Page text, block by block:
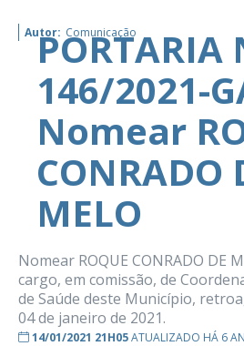
Autor: Comunicação
PORTARIA
146/2021-
Nomear
CONRADO
MELO
Nomear ROQUE CONRADO DE
cargo, em comissão, de
de Saúde deste Município,
04 de janeiro de 2021.
14/01/2021 21H05ATUALIZADO HÁ 6